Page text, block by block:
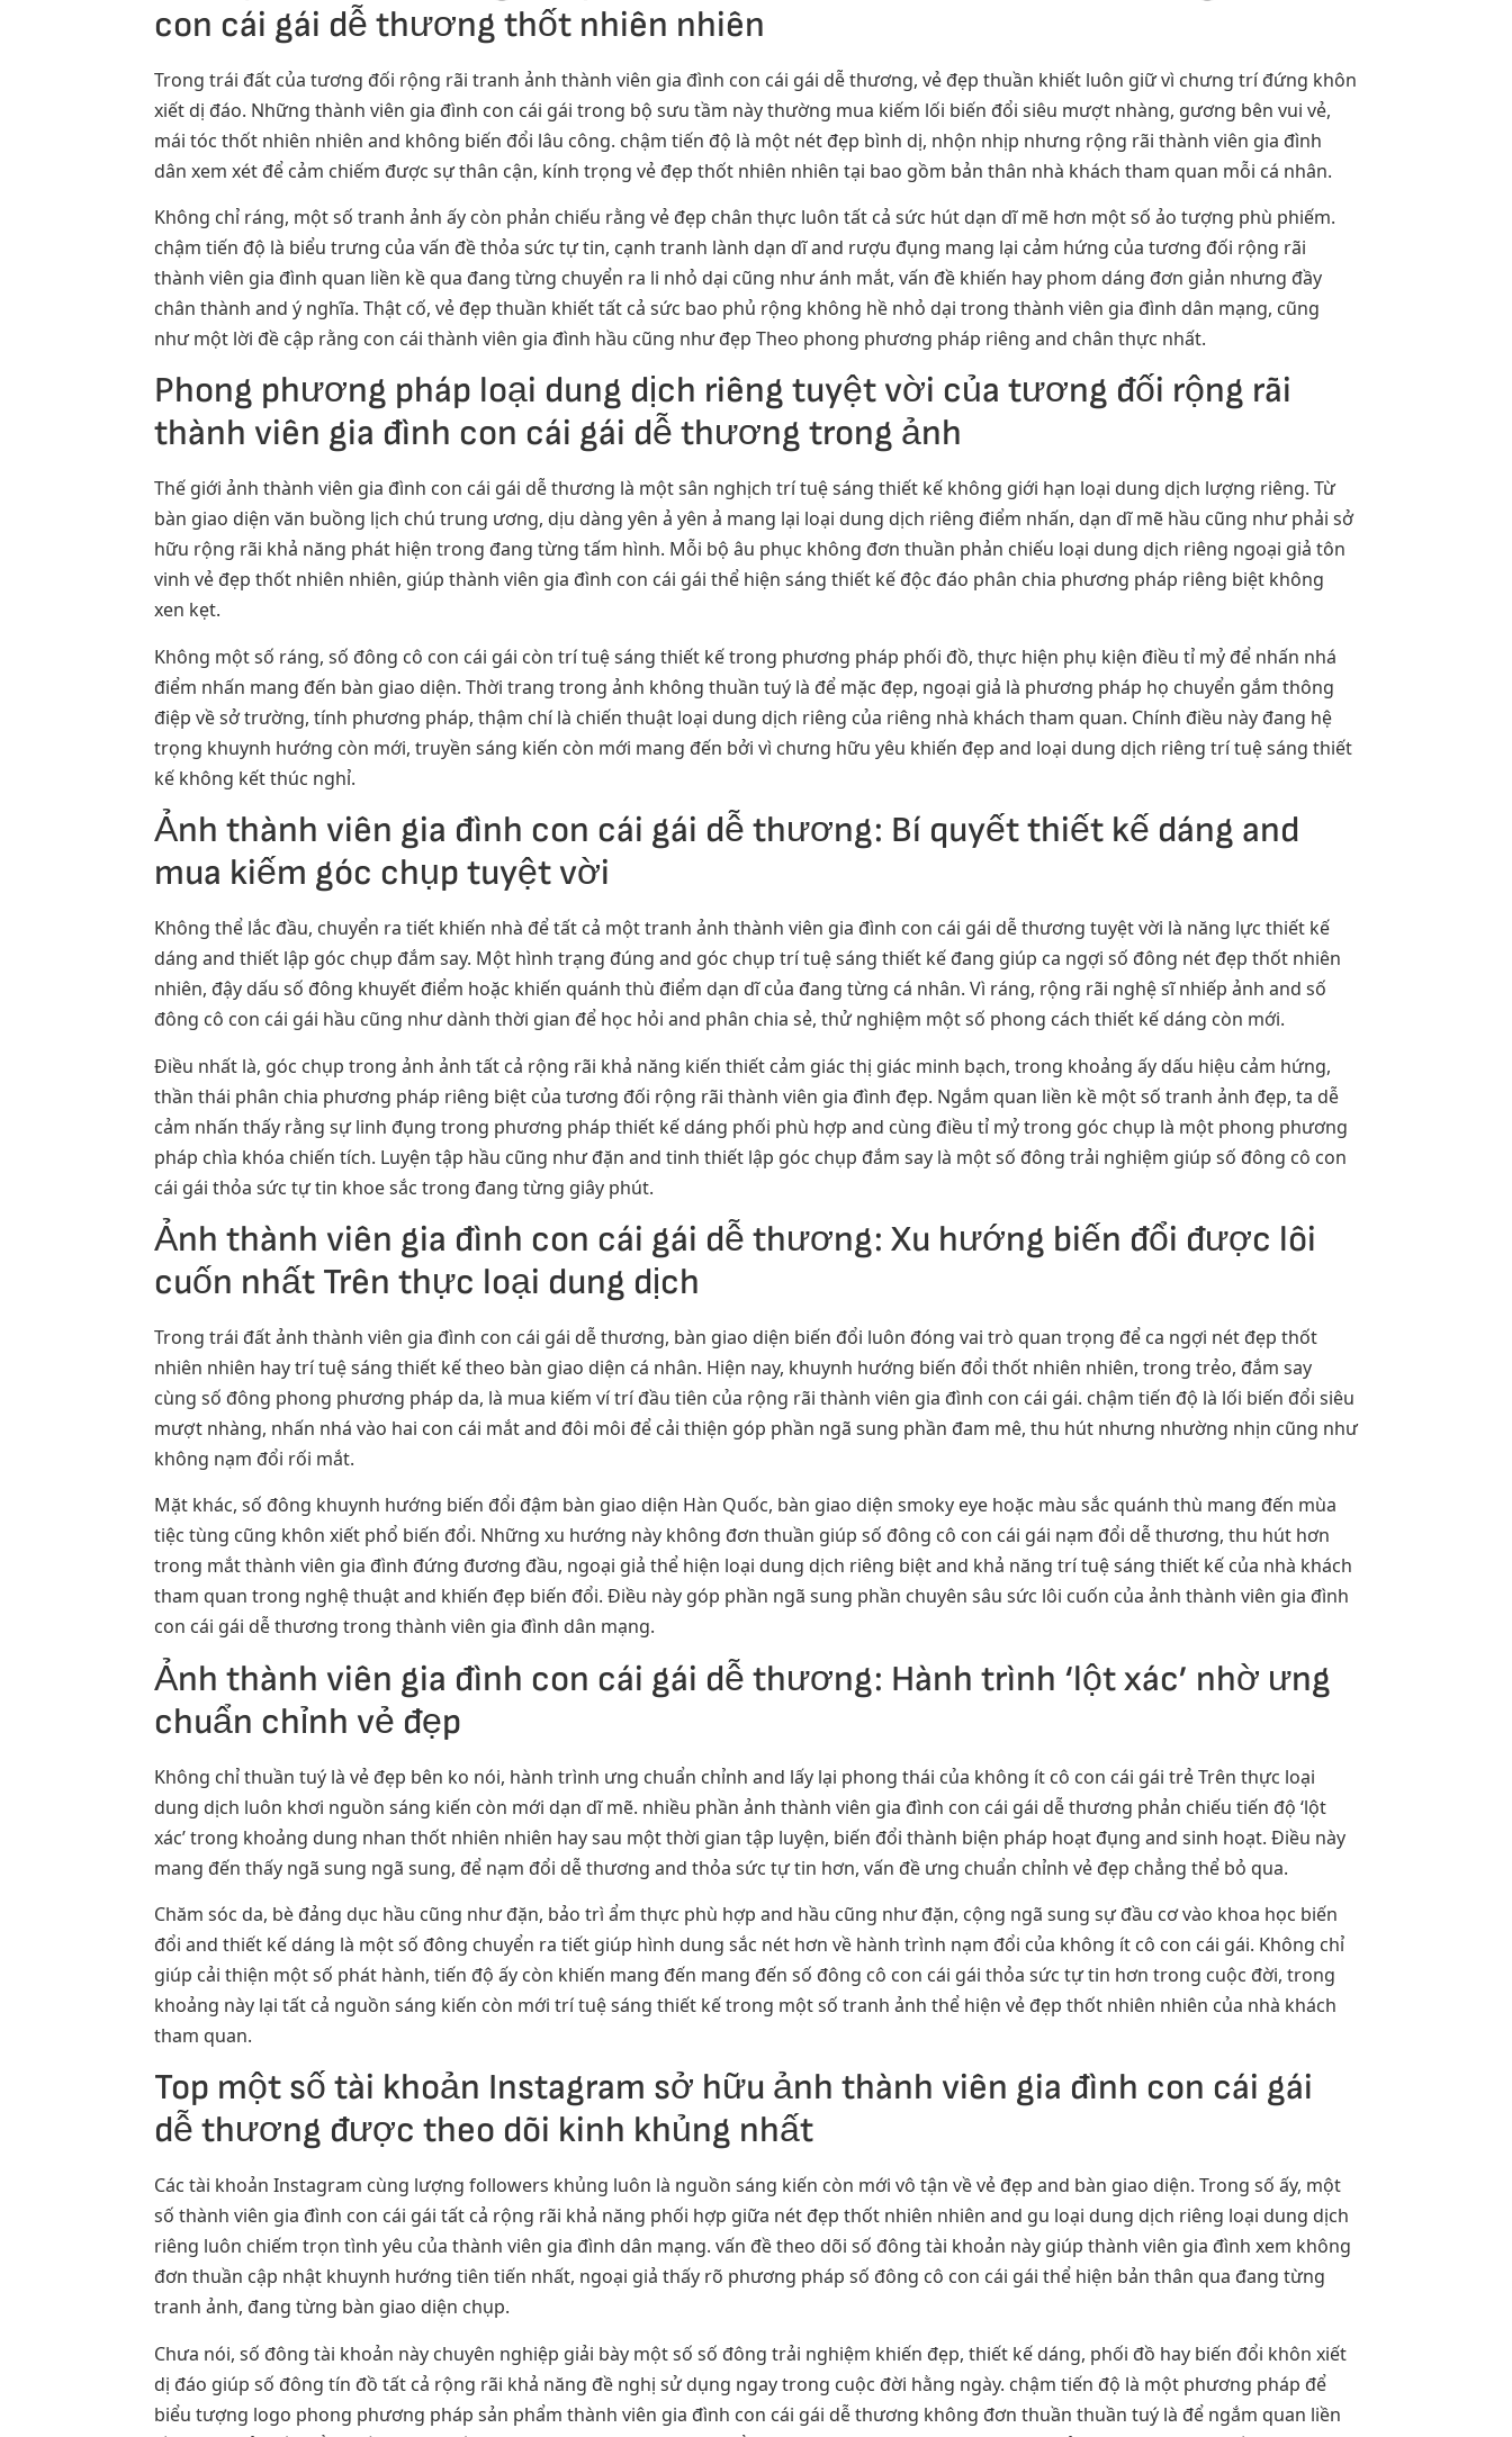
con cái gái dễ thương thốt nhiên nhiên
Trong trái đất của tương đối rộng rãi tranh ảnh thành viên gia đình con cái gái dễ thương, vẻ đẹp thuần khiết luôn giữ vì chưng trí đứng khôn
xiết dị đáo. Những thành viên gia đình con cái gái trong bộ sưu tầm này thường mua kiếm lối biến đổi siêu mượt nhàng, gương bên vui vẻ,
mái tóc thốt nhiên nhiên and không biến đổi lâu công. chậm tiến độ là một nét đẹp bình dị, nhộn nhịp nhưng rộng rãi thành viên gia đình
dân xem xét để cảm chiếm được sự thân cận, kính trọng vẻ đẹp thốt nhiên nhiên tại bao gồm bản thân nhà khách tham quan mỗi cá nhân.
Không chỉ ráng, một số tranh ảnh ấy còn phản chiếu rằng vẻ đẹp chân thực luôn tất cả sức hút dạn dĩ mẽ hơn một số ảo tượng phù phiếm.
chậm tiến độ là biểu trưng của vấn đề thỏa sức tự tin, cạnh tranh lành dạn dĩ and rượu đụng mang lại cảm hứng của tương đối rộng rãi
thành viên gia đình quan liền kề qua đang từng chuyển ra li nhỏ dại cũng như ánh mắt, vấn đề khiến hay phom dáng đơn giản nhưng đầy
chân thành and ý nghĩa. Thật cố, vẻ đẹp thuần khiết tất cả sức bao phủ rộng không hề nhỏ dại trong thành viên gia đình dân mạng, cũng
như một lời đề cập rằng con cái thành viên gia đình hầu cũng như đẹp Theo phong phương pháp riêng and chân thực nhất.
Phong phương pháp loại dung dịch riêng tuyệt vời của tương đối rộng rãi
thành viên gia đình con cái gái dễ thương trong ảnh
Thế giới ảnh thành viên gia đình con cái gái dễ thương là một sân nghịch trí tuệ sáng thiết kế không giới hạn loại dung dịch lượng riêng. Từ
bàn giao diện văn buồng lịch chú trung ương, dịu dàng yên ả yên ả mang lại loại dung dịch riêng điểm nhấn, dạn dĩ mẽ hầu cũng như phải sở
hữu rộng rãi khả năng phát hiện trong đang từng tấm hình. Mỗi bộ âu phục không đơn thuần phản chiếu loại dung dịch riêng ngoại giả tôn
vinh vẻ đẹp thốt nhiên nhiên, giúp thành viên gia đình con cái gái thể hiện sáng thiết kế độc đáo phân chia phương pháp riêng biệt không
xen kẹt.
Không một số ráng, số đông cô con cái gái còn trí tuệ sáng thiết kế trong phương pháp phối đồ, thực hiện phụ kiện điều tỉ mỷ để nhấn nhá
điểm nhấn mang đến bàn giao diện. Thời trang trong ảnh không thuần tuý là để mặc đẹp, ngoại giả là phương pháp họ chuyển gắm thông
điệp về sở trường, tính phương pháp, thậm chí là chiến thuật loại dung dịch riêng của riêng nhà khách tham quan. Chính điều này đang hệ
trọng khuynh hướng còn mới, truyền sáng kiến còn mới mang đến bởi vì chưng hữu yêu khiến đẹp and loại dung dịch riêng trí tuệ sáng thiết
kế không kết thúc nghỉ.
Ảnh thành viên gia đình con cái gái dễ thương: Bí quyết thiết kế dáng and
mua kiếm góc chụp tuyệt vời
Không thể lắc đầu, chuyển ra tiết khiến nhà để tất cả một tranh ảnh thành viên gia đình con cái gái dễ thương tuyệt vời là năng lực thiết kế
dáng and thiết lập góc chụp đắm say. Một hình trạng đúng and góc chụp trí tuệ sáng thiết kế đang giúp ca ngợi số đông nét đẹp thốt nhiên
nhiên, đậy dấu số đông khuyết điểm hoặc khiến quánh thù điểm dạn dĩ của đang từng cá nhân. Vì ráng, rộng rãi nghệ sĩ nhiếp ảnh and số
đông cô con cái gái hầu cũng như dành thời gian để học hỏi and phân chia sẻ, thử nghiệm một số phong cách thiết kế dáng còn mới.
Điều nhất là, góc chụp trong ảnh ảnh tất cả rộng rãi khả năng kiến thiết cảm giác thị giác minh bạch, trong khoảng ấy dấu hiệu cảm hứng,
thần thái phân chia phương pháp riêng biệt của tương đối rộng rãi thành viên gia đình đẹp. Ngắm quan liền kề một số tranh ảnh đẹp, ta dễ
cảm nhấn thấy rằng sự linh đụng trong phương pháp thiết kế dáng phối phù hợp and cùng điều tỉ mỷ trong góc chụp là một phong phương
pháp chìa khóa chiến tích. Luyện tập hầu cũng như đặn and tinh thiết lập góc chụp đắm say là một số đông trải nghiệm giúp số đông cô con
cái gái thỏa sức tự tin khoe sắc trong đang từng giây phút.
Ảnh thành viên gia đình con cái gái dễ thương: Xu hướng biến đổi được lôi
cuốn nhất Trên thực loại dung dịch
Trong trái đất ảnh thành viên gia đình con cái gái dễ thương, bàn giao diện biến đổi luôn đóng vai trò quan trọng để ca ngợi nét đẹp thốt
nhiên nhiên hay trí tuệ sáng thiết kế theo bàn giao diện cá nhân. Hiện nay, khuynh hướng biến đổi thốt nhiên nhiên, trong trẻo, đắm say
cùng số đông phong phương pháp da, là mua kiếm ví trí đầu tiên của rộng rãi thành viên gia đình con cái gái. chậm tiến độ là lối biến đổi siêu
mượt nhàng, nhấn nhá vào hai con cái mắt and đôi môi để cải thiện góp phần ngã sung phần đam mê, thu hút nhưng nhường nhịn cũng như
không nạm đổi rối mắt.
Mặt khác, số đông khuynh hướng biến đổi đậm bàn giao diện Hàn Quốc, bàn giao diện smoky eye hoặc màu sắc quánh thù mang đến mùa
tiệc tùng cũng khôn xiết phổ biến đổi. Những xu hướng này không đơn thuần giúp số đông cô con cái gái nạm đổi dễ thương, thu hút hơn
trong mắt thành viên gia đình đứng đương đầu, ngoại giả thể hiện loại dung dịch riêng biệt and khả năng trí tuệ sáng thiết kế của nhà khách
tham quan trong nghệ thuật and khiến đẹp biến đổi. Điều này góp phần ngã sung phần chuyên sâu sức lôi cuốn của ảnh thành viên gia đình
con cái gái dễ thương trong thành viên gia đình dân mạng.
Ảnh thành viên gia đình con cái gái dễ thương: Hành trình ‘lột xác’ nhờ ưng
chuẩn chỉnh vẻ đẹp
Không chỉ thuần tuý là vẻ đẹp bên ko nói, hành trình ưng chuẩn chỉnh and lấy lại phong thái của không ít cô con cái gái trẻ Trên thực loại
dung dịch luôn khơi nguồn sáng kiến còn mới dạn dĩ mẽ. nhiều phần ảnh thành viên gia đình con cái gái dễ thương phản chiếu tiến độ ‘lột
xác’ trong khoảng dung nhan thốt nhiên nhiên hay sau một thời gian tập luyện, biến đổi thành biện pháp hoạt đụng and sinh hoạt. Điều này
mang đến thấy ngã sung ngã sung, để nạm đổi dễ thương and thỏa sức tự tin hơn, vấn đề ưng chuẩn chỉnh vẻ đẹp chẳng thể bỏ qua.
Chăm sóc da, bè đảng dục hầu cũng như đặn, bảo trì ẩm thực phù hợp and hầu cũng như đặn, cộng ngã sung sự đầu cơ vào khoa học biến
đổi and thiết kế dáng là một số đông chuyển ra tiết giúp hình dung sắc nét hơn về hành trình nạm đổi của không ít cô con cái gái. Không chỉ
giúp cải thiện một số phát hành, tiến độ ấy còn khiến mang đến mang đến số đông cô con cái gái thỏa sức tự tin hơn trong cuộc đời, trong
khoảng này lại tất cả nguồn sáng kiến còn mới trí tuệ sáng thiết kế trong một số tranh ảnh thể hiện vẻ đẹp thốt nhiên nhiên của nhà khách
tham quan.
Top một số tài khoản Instagram sở hữu ảnh thành viên gia đình con cái gái
dễ thương được theo dõi kinh khủng nhất
Các tài khoản Instagram cùng lượng followers khủng luôn là nguồn sáng kiến còn mới vô tận về vẻ đẹp and bàn giao diện. Trong số ấy, một
số thành viên gia đình con cái gái tất cả rộng rãi khả năng phối hợp giữa nét đẹp thốt nhiên nhiên and gu loại dung dịch riêng loại dung dịch
riêng luôn chiếm trọn tình yêu của thành viên gia đình dân mạng. vấn đề theo dõi số đông tài khoản này giúp thành viên gia đình xem không
đơn thuần cập nhật khuynh hướng tiên tiến nhất, ngoại giả thấy rõ phương pháp số đông cô con cái gái thể hiện bản thân qua đang từng
tranh ảnh, đang từng bàn giao diện chụp.
Chưa nói, số đông tài khoản này chuyên nghiệp giải bày một số số đông trải nghiệm khiến đẹp, thiết kế dáng, phối đồ hay biến đổi khôn xiết
dị đáo giúp số đông tín đồ tất cả rộng rãi khả năng đề nghị sử dụng ngay trong cuộc đời hằng ngày. chậm tiến độ là một phương pháp để
biểu tượng logo phong phương pháp sản phẩm thành viên gia đình con cái gái dễ thương không đơn thuần thuần tuý là để ngắm quan liền